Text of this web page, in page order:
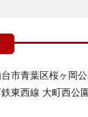
市青葉区桜ヶ岡
東西線 大町西公